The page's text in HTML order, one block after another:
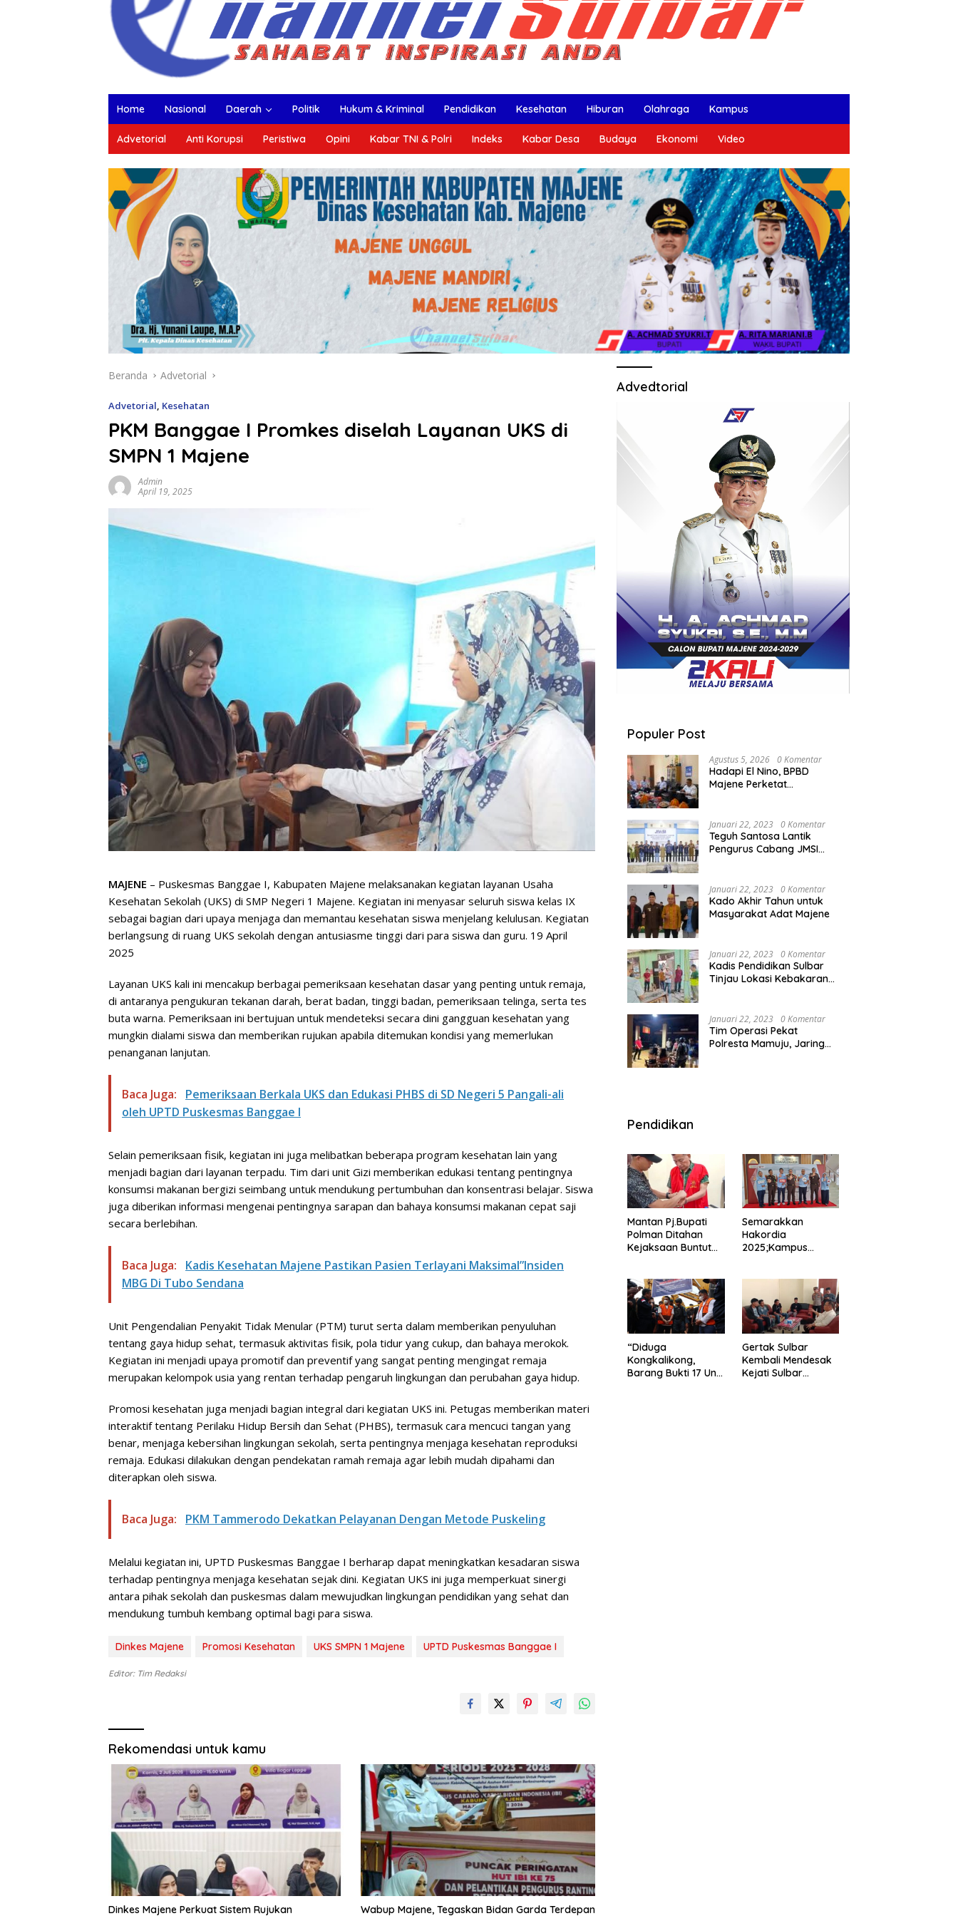
Home Nasional Daerah Politik Hukum & Kriminal Pendidikan Kesehatan Hiburan Olahraga Kampus
Advetorial Anti Korupsi Peristiwa Opini Kabar TNI & Polri Indeks Kabar Desa Budaya Ekonomi Video
Beranda Advetorial
Advetorial, Kesehatan
PKM Banggae I Promkes diselah Layanan UKS di
SMPN 1 Majene
Admin
April 19, 2025
MAJENE – Puskesmas Banggae I, Kabupaten Majene melaksanakan kegiatan layanan Usaha
Kesehatan Sekolah (UKS) di SMP Negeri 1 Majene. Kegiatan ini menyasar seluruh siswa kelas IX
sebagai bagian dari upaya menjaga dan memantau kesehatan siswa menjelang kelulusan. Kegiatan
berlangsung di ruang UKS sekolah dengan antusiasme tinggi dari para siswa dan guru. 19 April
2025
Layanan UKS kali ini mencakup berbagai pemeriksaan kesehatan dasar yang penting untuk remaja,
di antaranya pengukuran tekanan darah, berat badan, tinggi badan, pemeriksaan telinga, serta tes
buta warna. Pemeriksaan ini bertujuan untuk mendeteksi secara dini gangguan kesehatan yang
mungkin dialami siswa dan memberikan rujukan apabila ditemukan kondisi yang memerlukan
penanganan lanjutan.
Baca Juga:
Pemeriksaan Berkala UKS dan Edukasi PHBS di SD Negeri 5 Pangali-ali
oleh UPTD Puskesmas Banggae I
Selain pemeriksaan fisik, kegiatan ini juga melibatkan beberapa program kesehatan lain yang
menjadi bagian dari layanan terpadu. Tim dari unit Gizi memberikan edukasi tentang pentingnya
konsumsi makanan bergizi seimbang untuk mendukung pertumbuhan dan konsentrasi belajar. Siswa
juga diberikan informasi mengenai pentingnya sarapan dan bahaya konsumsi makanan cepat saji
secara berlebihan.
Baca Juga:
Kadis Kesehatan Majene Pastikan Pasien Terlayani Maksimal”Insiden
MBG Di Tubo Sendana
Unit Pengendalian Penyakit Tidak Menular (PTM) turut serta dalam memberikan penyuluhan
tentang gaya hidup sehat, termasuk aktivitas fisik, pola tidur yang cukup, dan bahaya merokok.
Kegiatan ini menjadi upaya promotif dan preventif yang sangat penting mengingat remaja
merupakan kelompok usia yang rentan terhadap pengaruh lingkungan dan perubahan gaya hidup.
Promosi kesehatan juga menjadi bagian integral dari kegiatan UKS ini. Petugas memberikan materi
interaktif tentang Perilaku Hidup Bersih dan Sehat (PHBS), termasuk cara mencuci tangan yang
benar, menjaga kebersihan lingkungan sekolah, serta pentingnya menjaga kesehatan reproduksi
remaja. Edukasi dilakukan dengan pendekatan ramah remaja agar lebih mudah dipahami dan
diterapkan oleh siswa.
Baca Juga: PKM Tammerodo Dekatkan Pelayanan Dengan Metode Puskeling
Melalui kegiatan ini, UPTD Puskesmas Banggae I berharap dapat meningkatkan kesadaran siswa
terhadap pentingnya menjaga kesehatan sejak dini. Kegiatan UKS ini juga memperkuat sinergi
antara pihak sekolah dan puskesmas dalam mewujudkan lingkungan pendidikan yang sehat dan
mendukung tumbuh kembang optimal bagi para siswa.
Dinkes Majene Promosi Kesehatan UKS SMPN 1 Majene UPTD Puskesmas Banggae I
Editor: Tim Redaksi
Rekomendasi untuk kamu
Dinkes Majene Perkuat Sistem Rujukan
Wabup Majene, Tegaskan Bidan Garda Terdepan
Advedtorial
Populer Post
Agustus 5, 2026 0 Komentar
Hadapi El Nino, BPBD
Majene Perketat
Januari 22, 2023 0 Komentar
Teguh Santosa Lantik
Pengurus Cabang JMSI
Januari 22, 2023 0 Komentar
Kado Akhir Tahun untuk
Masyarakat Adat Majene
Januari 22, 2023 0 Komentar
Kadis Pendidikan Sulbar
Tinjau Lokasi Kebakaran
Januari 22, 2023 0 Komentar
Tim Operasi Pekat
Polresta Mamuju, Jaring
Pendidikan
Mantan Pj.Bupati
Polman Ditahan
Kejaksaan Buntut
Seragam Linmas
Pemilu
Semarakkan
Hakordia
2025;Kampus
Gelar” Satukan Aksi
Basmi Korupsi “
“Diduga
Kongkalikong,
Barang Bukti 17 Unit
Gertak Sulbar
Kembali Mendesak
Kejati Sulbar